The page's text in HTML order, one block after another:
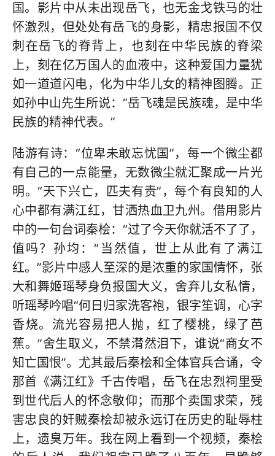
国。影片中从未出现岳飞，也无金戈铁马的壮
怀激烈，但处处有岳飞的身影，精忠报国不仅
刺在岳飞的脊背上，也刻在中华民族的脊梁
上，刻在亿万国人的血液中，这种爱国力量犹
如一道道闪电，化为中华儿女的精神图腾。正
如孙中山先生所说：“岳飞魂是民族魂，是中华
民族的精神代表。”
陆游有诗：“位卑未敢忘忧国”，每一个微尘都
有自己的一点能量，无数微尘就汇聚成一片光
明。“天下兴亡，匹夫有责”，每个有良知的人
心中都有满江红，甘洒热血卫九州。借用影片
中的一句台词秦桧：“过了今天你就活不了了，
值吗？孙均：“当然值，世上从此有了满江
红。”影片中感人至深的是浓重的家国情怀，张
大和舞姬瑶琴身负报国大义，舍弃儿女私情，
听瑶琴吟唱“何日归家洗客袍，银字笙调，心字
香烧。流光容易把人抛，红了樱桃，绿了芭
蕉。”舍生取义，不禁潸然泪下，谁说“商女不
知亡国恨”。尤其最后秦桧和全体官兵合诵，令
那首《满江红》千古传唱，岳飞在忠烈祠里受
到世代后人的怀念敬仰；而那个卖国求荣，残
害忠良的奸贼秦桧却被永远订在历史的耻辱柱
上，遗臭万年。我在网上看到一个视频，秦桧